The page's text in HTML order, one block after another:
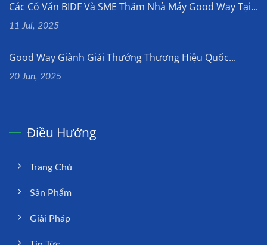
Các Cố Vấn BIDF Và SME Thăm Nhà Máy Good Way Tại...
11 Jul, 2025
Good Way Giành Giải Thưởng Thương Hiệu Quốc...
20 Jun, 2025
Điều Hướng
Trang Chủ
Sản Phẩm
Giải Pháp